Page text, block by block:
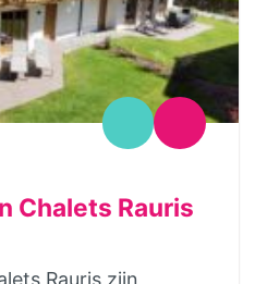
Chalets Rauris
Rauris zijn